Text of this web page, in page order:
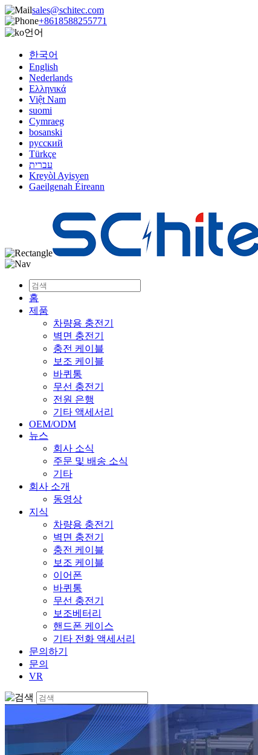
sales@schitec.com
+8618588255771
언어
한국어
English
Nederlands
Ελληνικά
Việt Nam
suomi
Cymraeg
bosanski
русский
Türkçe
עברית
Kreyòl Ayisyen
Gaeilgenah Éireann
홈
제품
차량용 충전기
벽면 충전기
충전 케이블
보조 케이블
바퀴통
무선 충전기
전원 은행
기타 액세서리
OEM/ODM
뉴스
회사 소식
주문 및 배송 소식
기타
회사 소개
동영상
지식
차량용 충전기
벽면 충전기
충전 케이블
보조 케이블
이어폰
바퀴통
무선 충전기
보조베터리
핸드폰 케이스
기타 전화 액세서리
문의하기
문의
VR